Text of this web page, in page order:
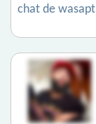
chat de wasapt